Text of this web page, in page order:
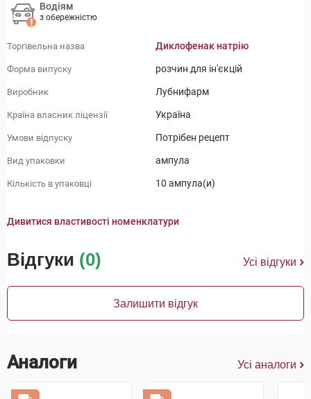
Водіям
з обережністю
Торгівельна назва Диклофенак натрію
Форма випуску розчин для ін'єкцій
Виробник Лубнифарм
Країна власник ліцензії Україна
Умови відпуску Потрібен рецепт
Вид упаковки ампула
Кількість в упаковці 10 ампула(и)
Дивитися властивості номенклатури
Відгуки (0) Усі відгуки
Залишити відгук
Аналоги Усі аналоги